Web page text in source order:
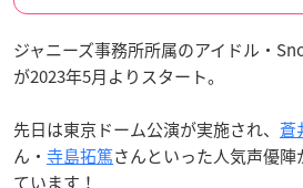
ジャニーズ事務所所属のアイドル・
が2023年5月よりスタート。
先日は東京ドーム公演が実施され、 蒼
ん・ 寺島拓篤さんといった人気声優
ています！